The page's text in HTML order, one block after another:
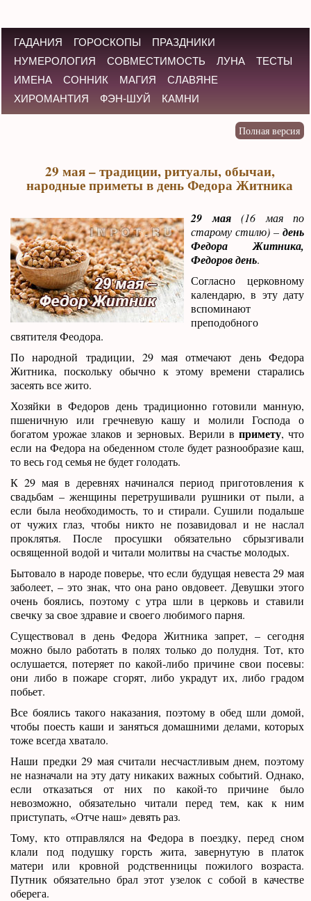
ГАДАНИЯ ГОРОСКОПЫ
ПРАЗДНИКИ
НУМЕРОЛОГИЯ
СОВМЕСТИМОСТЬ ЛУНА
ТЕСТЫ
ИМЕНА
СОННИК МАГИЯ
СЛАВЯНЕ
ХИРОМАНТИЯ
ФЭН-ШУЙ КАМНИ
29 мая – традиции, ритуалы, обычаи,
народные приметы в день Федора Житника
29 мая(16 мая по
старому стилю) – день
Федора Житника,
Федоров день.
Согласно церковному
календарю, в эту дату
вспоминают
преподобного
святителя Феодора.
По народной традиции, 29 мая отмечают день Федора
Житника, поскольку обычно к этому времени старались
засеять все жито.
Хозяйки в Федоров день традиционно готовили манную,
пшеничную или гречневую кашу и молили Господа о
богатом урожае злаков и зерновых. Верили в примету, что
если на Федора на обеденном столе будет разнообразие каш,
то весь год семья не будет голодать.
К 29 мая в деревнях начинался период приготовления к
свадьбам – женщины перетрушивали рушники от пыли, а
если была необходимость, то и стирали. Сушили подальше
от чужих глаз, чтобы никто не позавидовал и не наслал
проклятья. После просушки обязательно сбрызгивали
освященной водой и читали молитвы на счастье молодых.
Бытовало в народе поверье, что если будущая невеста 29 мая
заболеет, – это знак, что она рано овдовеет. Девушки этого
очень боялись, поэтому с утра шли в церковь и ставили
свечку за свое здравие и своего любимого парня.
Существовал в день Федора Житника запрет, – сегодня
можно было работать в полях только до полудня. Тот, кто
ослушается, потеряет по какой-либо причине свои посевы:
они либо в пожаре сгорят, либо украдут их, либо градом
побьет.
Все боялись такого наказания, поэтому в обед шли домой,
чтобы поесть каши и заняться домашними делами, которых
тоже всегда хватало.
Наши предки 29 мая считали несчастливым днем, поэтому
не назначали на эту дату никаких важных событий. Однако,
если отказаться от них по какой-то причине было
невозможно, обязательно читали перед тем, как к ним
приступать, «Отче наш» девять раз.
Тому, кто отправлялся на Федора в поездку, перед сном
клали под подушку горсть жита, завернутую в платок
матери или кровной родственницы пожилого возраста.
Путник обязательно брал этот узелок с собой в качестве
оберега.